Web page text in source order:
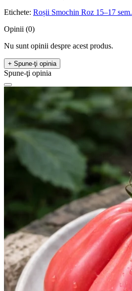
Etichete: Roșii Smochin Roz 15–17 sem.
Opinii (0)
Nu sunt opinii despre acest produs.
+ Spune-ţi opinia
Spune-ţi opinia